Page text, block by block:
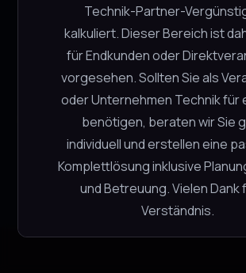
SHOP BY:
Webergutstrasse 4
3052 Zollikofen
Impressum
© 2026 Dry Hire Solutions. Alle Rechte
AGB
Technik-Partner-
kalkuliert. Dieser Bereich ist
für Endkunden oder
vorgesehen. Sollten Sie als
oder Unternehmen Technik für
benötigen, beraten wir Sie
individuell und erstellen eine
Komplettlösung inklusive
und Betreuung. Vielen Dank
Verständnis.